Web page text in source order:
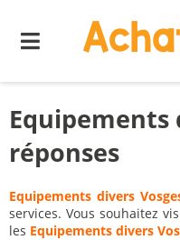
Menu
Equipements
réponses
Equipements divers
services. Vous souhaitez
les Equipements divers